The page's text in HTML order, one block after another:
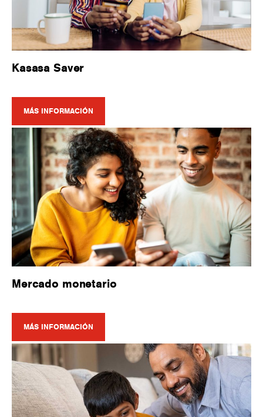
Kasasa Saver
MÁS INFORMACIÓN
Mercado monetario
MÁS INFORMACIÓN